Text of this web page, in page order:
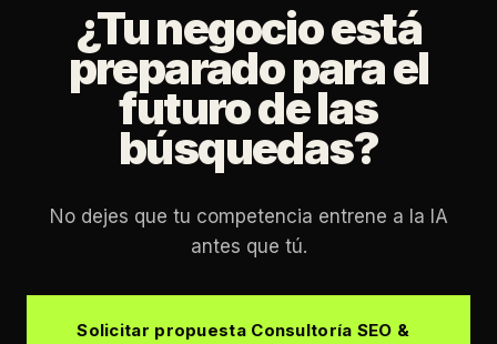
¿Tu negocio está
preparado para el
futuro de las
búsquedas?
No dejes que tu competencia entrene a la IA
antes que tú.
Solicitar propuesta Consultoría SEO &